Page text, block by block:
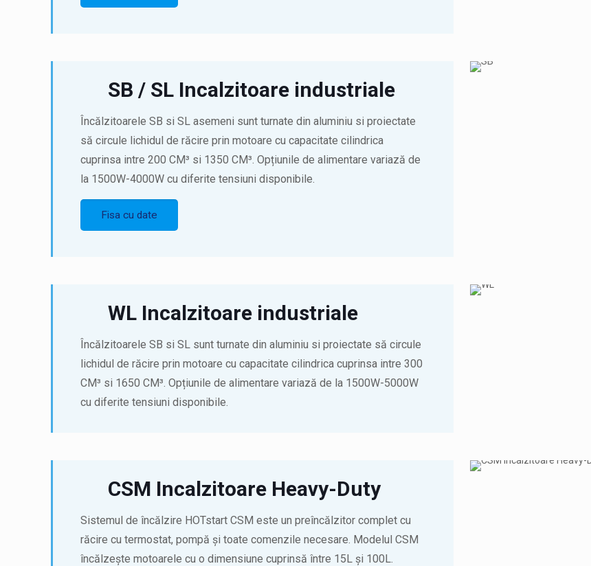
SB / SL Incalzitoare industriale
Încălzitoarele SB si SL asemeni sunt turnate din aluminiu si proiectate
să circule lichidul de răcire prin motoare cu capacitate cilindrica
cuprinsa intre 200 CM³ si 1350 CM³. Opțiunile de alimentare variază de
la 1500W-4000W cu diferite tensiuni disponibile.
Fisa cu date
WL Incalzitoare industriale
Încălzitoarele SB si SL sunt turnate din aluminiu si proiectate să circule
lichidul de răcire prin motoare cu capacitate cilindrica cuprinsa intre 300
CM³ si 1650 CM³. Opțiunile de alimentare variază de la 1500W-5000W
cu diferite tensiuni disponibile.
CSM Incalzitoare Heavy-Duty
Sistemul de încălzire HOTstart CSM este un preîncălzitor complet cu
răcire cu termostat, pompă și toate comenzile necesare. Modelul CSM
încălzește motoarele cu o dimensiune cuprinsă între 15L și 100L.